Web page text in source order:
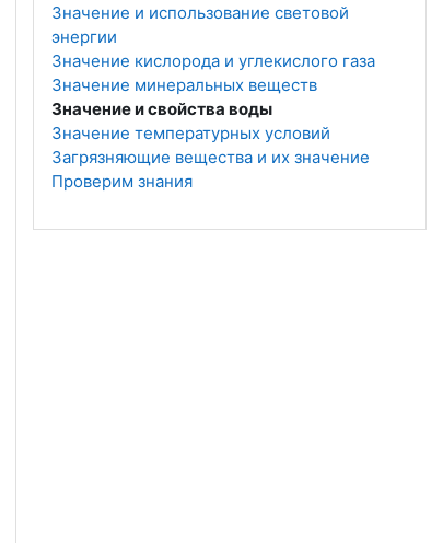
Значение и использование световой
энергии
Значение кислорода и углекислого газа
Значение минеральных веществ
Значение и свойства воды
Значение температурных условий
Загрязняющие вещества и их значение
Проверим знания